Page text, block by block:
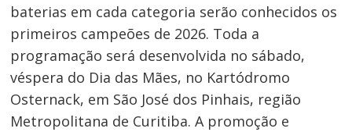
baterias em cada categoria serão conhecidos os
primeiros campeões de 2026. Toda a
programação será desenvolvida no sábado,
véspera do Dia das Mães, no Kartódromo
Osternack, em São José dos Pinhais, região
Metropolitana de Curitiba. A promoção e